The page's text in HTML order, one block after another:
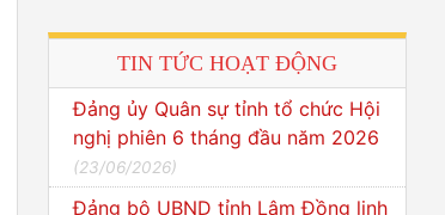
TIN TỨC HOẠT ĐỘNG
Đảng ủy Quân sự tỉnh tổ chức Hội
nghị phiên 6 tháng đầu năm 2026
(23/06/2026)
Đảng bộ UBND tỉnh Lâm Đồng linh